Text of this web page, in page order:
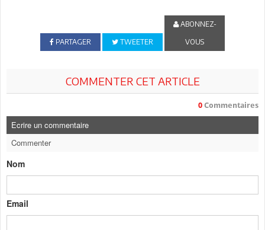
PARTAGER TWEETER
ABONNEZ-
VOUS
COMMENTER CET ARTICLE
0 Commentaires
Ecrire un commentaire
Commenter
Nom
Email